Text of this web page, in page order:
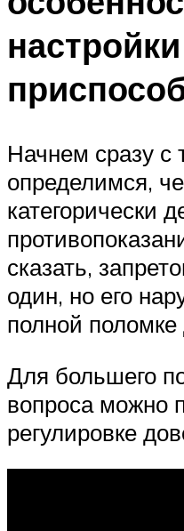
настройки
Начнем сразу с
определимся,
категорически
сказать,
один, но его
полной поломке
Для большего
вопроса можно
регулировке